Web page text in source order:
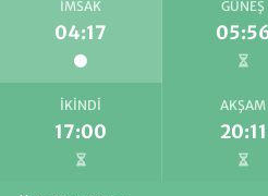
İMSAK
04:17
GÜNEŞ
İKINDI
17:00
AKŞAM
20:11